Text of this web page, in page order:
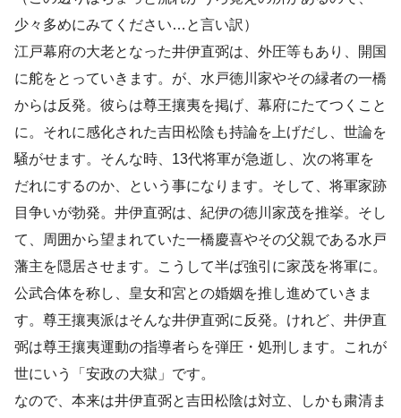
少々多めにみてください…と言い訳）
江戸幕府の大老となった井伊直弼は、外圧等もあり、開国
に舵をとっていきます。が、水戸徳川家やその縁者の一橋
からは反発。彼らは尊王攘夷を掲げ、幕府にたてつくこと
に。それに感化された吉田松陰も持論を上げだし、世論を
騒がせます。そんな時、13代将軍が急逝し、次の将軍を
だれにするのか、という事になります。そして、将軍家跡
目争いが勃発。井伊直弼は、紀伊の徳川家茂を推挙。そし
て、周囲から望まれていた一橋慶喜やその父親である水戸
藩主を隠居させます。こうして半ば強引に家茂を将軍に。
公武合体を称し、皇女和宮との婚姻を推し進めていきま
す。尊王攘夷派はそんな井伊直弼に反発。けれど、井伊直
弼は尊王攘夷運動の指導者らを弾圧・処刑します。これが
世にいう「安政の大獄」です。
なので、本来は井伊直弼と吉田松陰は対立、しかも粛清ま